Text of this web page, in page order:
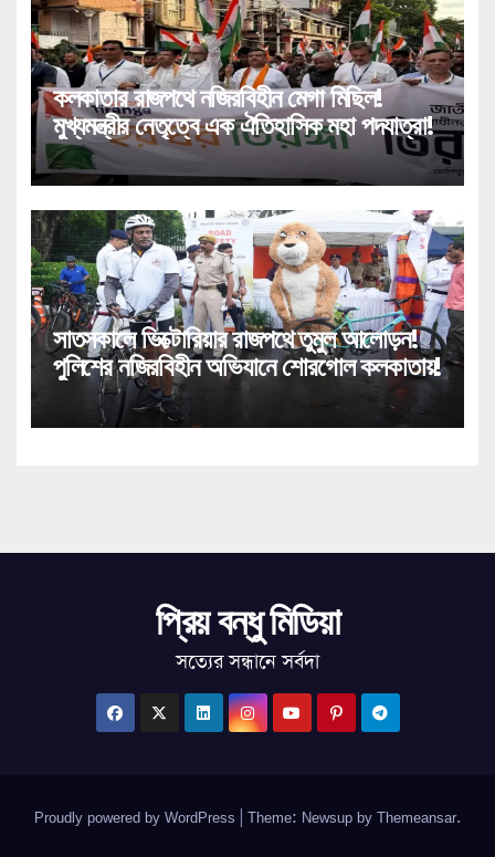
কলকাতার রাজপথে নজিরবিহীন মেগা মিছিল!
মুখ্যমন্ত্রীর নেতৃত্বে এক ঐতিহাসিক মহা পদযাত্রা!
সাতসকালে ভিক্টোরিয়ার রাজপথে তুমুল আলোড়ন!
পুলিশের নজিরবিহীন অভিযানে শোরগোল কলকাতায়!
প্রিয় বন্ধু মিডিয়া
সত্যের সন্ধানে সর্বদা
Proudly powered by WordPress Theme: Newsup by Themeansar.